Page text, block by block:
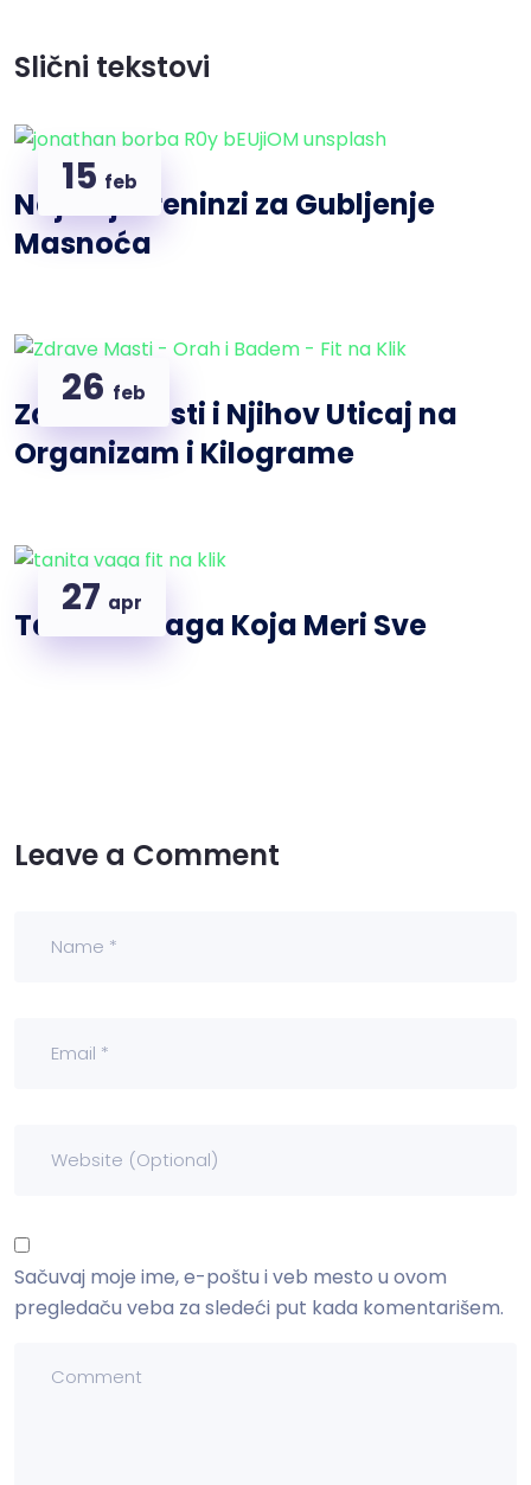
Slični tekstovi
15 feb
Najbolji Treninzi za Gubljenje
Masnoća
26 feb
Zdrave Masti i Njihov Uticaj na
Organizam i Kilograme
27 apr
Tanita – Vaga Koja Meri Sve
Leave a Comment
Sačuvaj moje ime, e-poštu i veb mesto u ovom
pregledaču veba za sledeći put kada komentarišem.